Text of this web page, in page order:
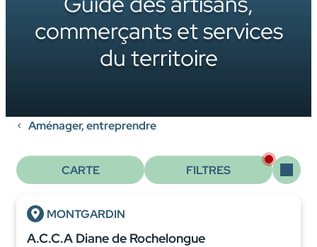
commerçants et services
du territoire
Aménager, entreprendre
CARTE FILTRES
MONTGARDIN
A.C.C.A Diane de Rochelongue